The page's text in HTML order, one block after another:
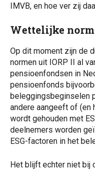
IMVB, en hoe ver zij
Wettelijke
Op dit moment zijn de
normen uit IORP II al
pensioenfondsen in
pensioenfonds
beleggingsbeginselen
andere aangeeft of (en
wordt gehouden met
deelnemers worden
ESG-factoren in het
Het blijft echter niet bij